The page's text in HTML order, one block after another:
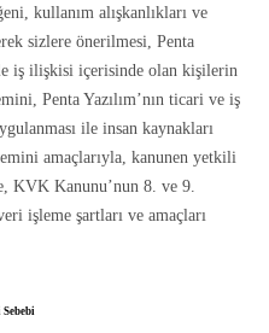
kullanım alışkanlıkları ve
sizlere önerilmesi, Penta
ile iş ilişkisi içerisinde olan kişilerin
Penta Yazılım’nın ticari ve iş
ile insan kaynakları
amaçlarıyla, kanunen yetkili
KVK Kanunu’nun 8. ve 9.
işleme şartları ve amaçları